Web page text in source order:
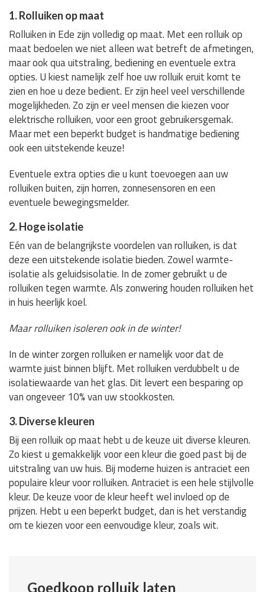
1. Rolluiken op maat
Rolluiken in Ede zijn volledig op maat. Met een rolluik op
maat bedoelen we niet alleen wat betreft de afmetingen,
maar ook qua uitstraling, bediening en eventuele extra
opties. U kiest namelijk zelf hoe uw rolluik eruit komt te
zien en hoe u deze bedient. Er zijn heel veel verschillende
mogelijkheden. Zo zijn er veel mensen die kiezen voor
elektrische rolluiken, voor een groot gebruikersgemak.
Maar met een beperkt budget is handmatige bediening
ook een uitstekende keuze!
Eventuele extra opties die u kunt toevoegen aan uw
rolluiken buiten, zijn horren, zonnesensoren en een
eventuele bewegingsmelder.
2. Hoge isolatie
Eén van de belangrijkste voordelen van rolluiken, is dat
deze een uitstekende isolatie bieden. Zowel warmte-
isolatie als geluidsisolatie. In de zomer gebruikt u de
rolluiken tegen warmte. Als zonwering houden rolluiken het
in huis heerlijk koel.
Maar rolluiken isoleren ook in de winter!
In de winter zorgen rolluiken er namelijk voor dat de
warmte juist binnen blijft. Met rolluiken verdubbelt u de
isolatiewaarde van het glas. Dit levert een besparing op
van ongeveer 10% van uw stookkosten.
3. Diverse kleuren
Bij een rolluik op maat hebt u de keuze uit diverse kleuren.
Zo kiest u gemakkelijk voor een kleur die goed past bij de
uitstraling van uw huis. Bij moderne huizen is antraciet een
populaire kleur voor rolluiken. Antraciet is een hele stijlvolle
kleur. De keuze voor de kleur heeft wel invloed op de
prijzen. Hebt u een beperkt budget, dan is het verstandig
om te kiezen voor een eenvoudige kleur, zoals wit.
Goedkoop rolluik laten